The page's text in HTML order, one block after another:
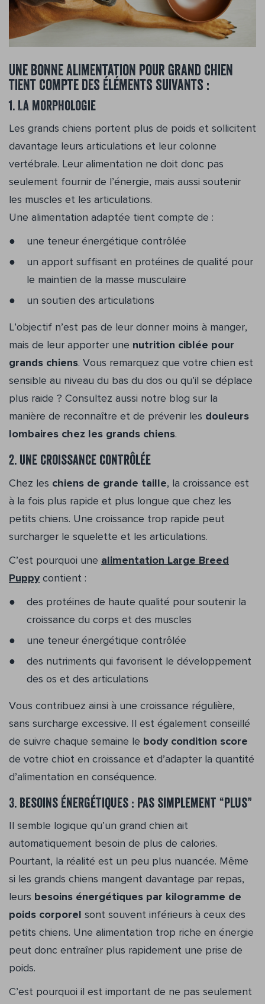
Une bonne alimentation pour grand chien
tient compte des éléments suivants :
1. La morphologie
Les grands chiens portent plus de poids et sollicitent
davantage leurs articulations et leur colonne
vertébrale. Leur alimentation ne doit donc pas
seulement fournir de l’énergie, mais aussi soutenir
les muscles et les articulations.
Une alimentation adaptée tient compte de :
une teneur énergétique contrôlée
un apport suffisant en protéines de qualité pour
le maintien de la masse musculaire
un soutien des articulations
L’objectif n’est pas de leur donner moins à manger,
mais de leur apporter une nutrition ciblée pour
grands chiens. Vous remarquez que votre chien est
sensible au niveau du bas du dos ou qu’il se déplace
plus raide ? Consultez aussi notre blog sur la
manière de reconnaître et de prévenir les douleurs
lombaires chez les grands chiens.
2. Une croissance contrôlée
Chez les chiens de grande taille, la croissance est
à la fois plus rapide et plus longue que chez les
petits chiens. Une croissance trop rapide peut
surcharger le squelette et les articulations.
C’est pourquoi une alimentation Large Breed
Puppy contient :
des protéines de haute qualité pour soutenir la
croissance du corps et des muscles
une teneur énergétique contrôlée
des nutriments qui favorisent le développement
des os et des articulations
Vous contribuez ainsi à une croissance régulière,
sans surcharge excessive. Il est également conseillé
de suivre chaque semaine le body condition score
de votre chiot en croissance et d’adapter la quantité
d’alimentation en conséquence.
3. Besoins énergétiques : pas simplement “plus”
Il semble logique qu’un grand chien ait
automatiquement besoin de plus de calories.
Pourtant, la réalité est un peu plus nuancée. Même
si les grands chiens mangent davantage par repas,
leurs besoins énergétiques par kilogramme de
poids corporel sont souvent inférieurs à ceux des
petits chiens. Une alimentation trop riche en énergie
peut donc entraîner plus rapidement une prise de
poids.
C’est pourquoi il est important de ne pas seulement